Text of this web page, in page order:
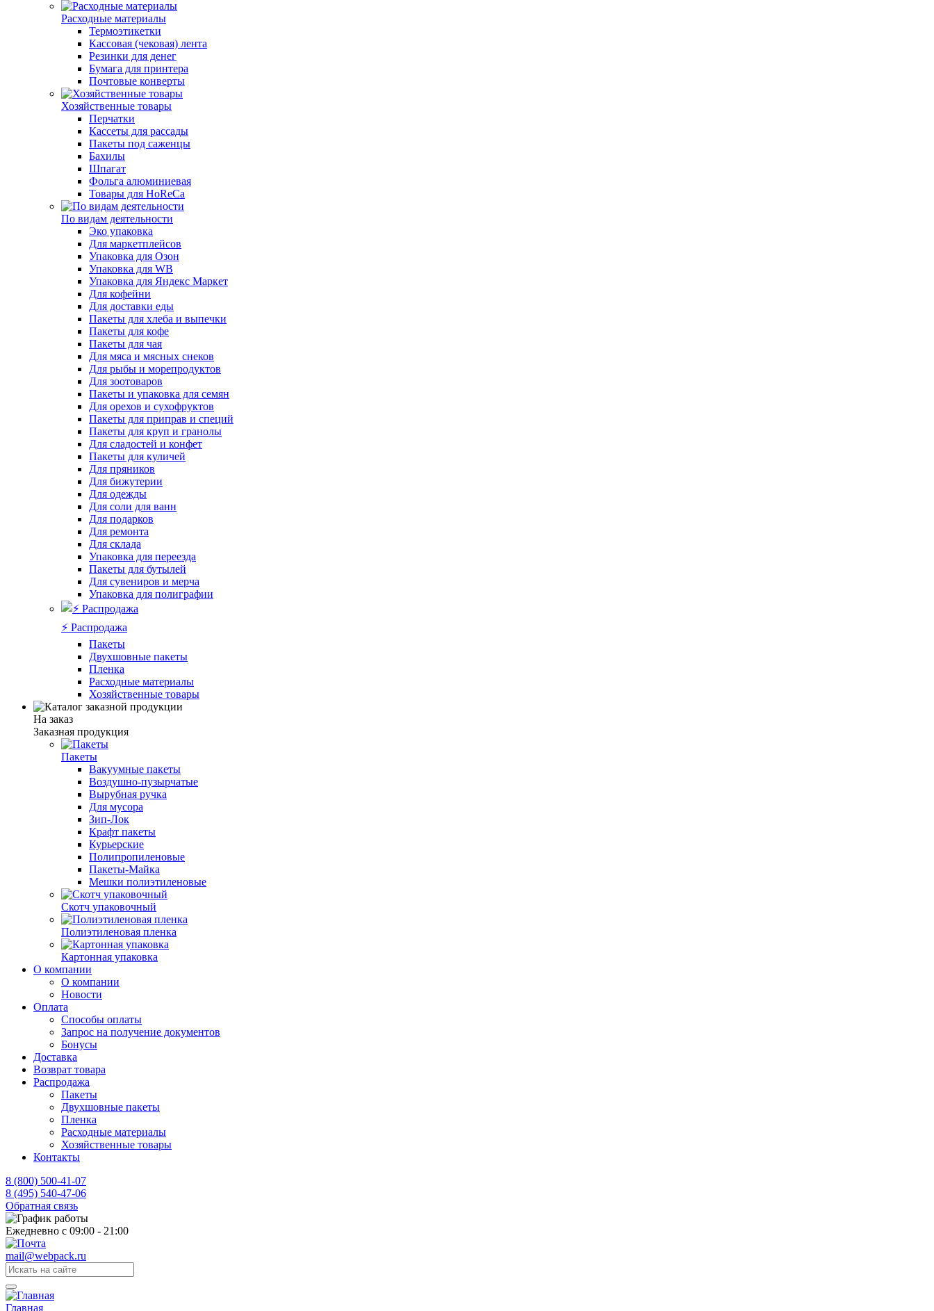
Расходные материалы
Термоэтикетки
Кассовая (чековая) лента
Резинки для денег
Бумага для принтера
Почтовые конверты
Хозяйственные товары
Перчатки
Кассеты для рассады
Пакеты под саженцы
Бахилы
Шпагат
Фольга алюминиевая
Товары для HoReCa
По видам деятельности
Эко упаковка
Для маркетплейсов
Упаковка для Озон
Упаковка для WB
Упаковка для Яндекс Маркет
Для кофейни
Для доставки еды
Пакеты для хлеба и выпечки
Пакеты для кофе
Пакеты для чая
Для мяса и мясных снеков
Для рыбы и морепродуктов
Для зоотоваров
Пакеты и упаковка для семян
Для орехов и сухофруктов
Пакеты для приправ и специй
Пакеты для круп и гранолы
Для сладостей и конфет
Пакеты для куличей
Для пряников
Для бижутерии
Для одежды
Для соли для ванн
Для подарков
Для ремонта
Для склада
Упаковка для переезда
Пакеты для бутылей
Для сувениров и мерча
Упаковка для полиграфии
⚡️ Распродажа
Пакеты
Двухшовные пакеты
Пленка
Расходные материалы
Хозяйственные товары
На заказ
Заказная продукция
Пакеты
Вакуумные пакеты
Воздушно-пузырчатые
Вырубная ручка
Для мусора
Зип-Лок
Крафт пакеты
Курьерские
Полипропиленовые
Пакеты-Майка
Мешки полиэтиленовые
Скотч упаковочный
Полиэтиленовая пленка
Картонная упаковка
О компании
О компании
Новости
Оплата
Способы оплаты
Запрос на получение документов
Бонусы
Доставка
Возврат товара
Распродажа
Пакеты
Двухшовные пакеты
Пленка
Расходные материалы
Хозяйственные товары
Контакты
8 (800) 500-41-07
8 (495) 540-47-06
Обратная связь
Ежедневно с 09:00 - 21:00
mail@webpack.ru
Главная